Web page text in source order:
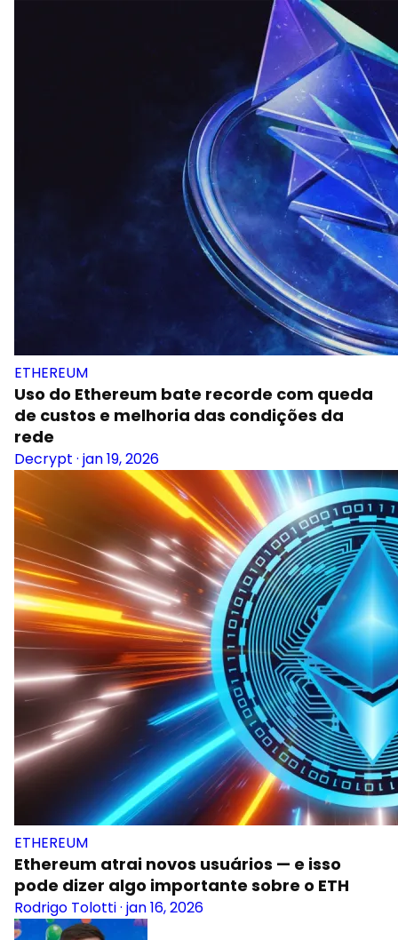
ETHEREUM
Uso do Ethereum bate recorde com queda
de custos e melhoria das condições da
rede
Decrypt · jan 19, 2026
ETHEREUM
Ethereum atrai novos usuários — e isso
pode dizer algo importante sobre o ETH
Rodrigo Tolotti· jan 16, 2026